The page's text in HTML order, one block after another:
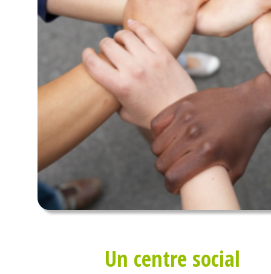
Un centre social